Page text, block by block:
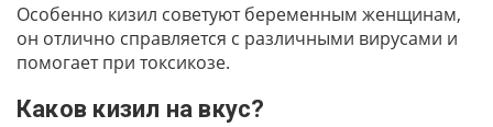
Особенно кизил советуют беременным женщинам,
он отлично справляется с различными вирусами и
помогает при токсикозе.
Каков кизил на вкус?